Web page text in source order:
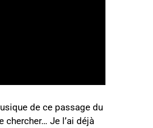
de ce passage du
Je l’ai déjà